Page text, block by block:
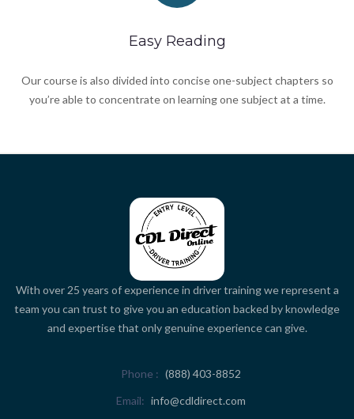
Easy Reading
Our course is also divided into concise one-subject chapters so
you’re able to concentrate on learning one subject at a time.
With over 25 years of experience in driver training we represent a
team you can trust to give you an education backed by knowledge
and expertise that only genuine experience can give.
Phone
(888) 403-8852
Email
info@cdldirect.com